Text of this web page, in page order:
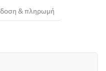
& πληρωμή